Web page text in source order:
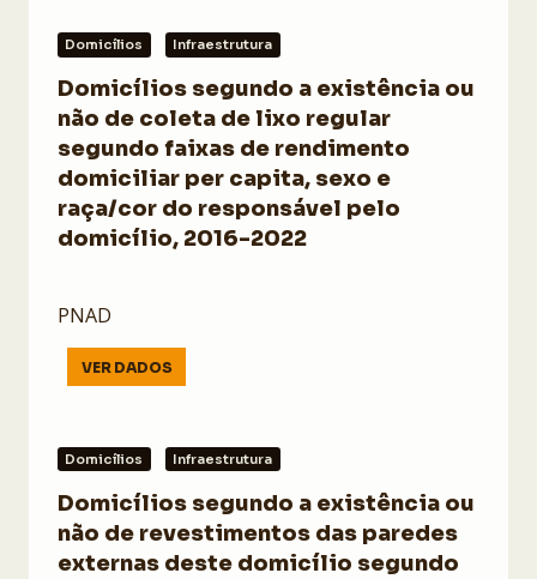
Domicílios Infraestrutura
Domicílios segundo a existência ou
não de coleta de lixo regular
segundo faixas de rendimento
domiciliar per capita, sexo e
raça/cor do responsável pelo
domicílio, 2016-2022
PNAD
VER DADOS
Domicílios Infraestrutura
Domicílios segundo a existência ou
não de revestimentos das paredes
externas deste domicílio segundo